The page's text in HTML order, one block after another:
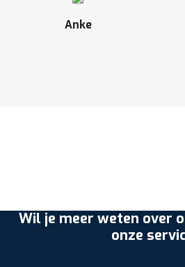
Anke
Wil je meer weten over
onze